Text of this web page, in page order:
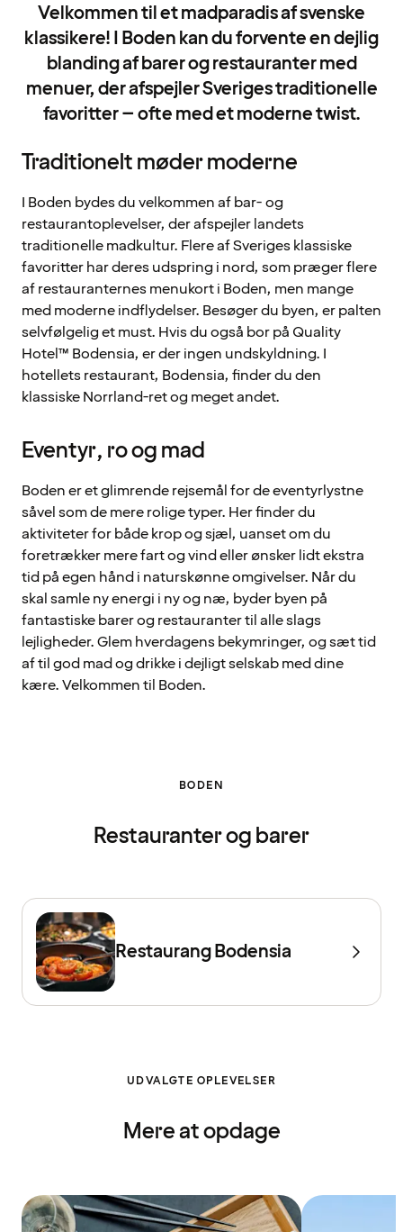
Velkommen til et madparadis af svenske
klassikere! I Boden kan du forvente en dejlig
blanding af barer og restauranter med
menuer, der afspejler Sveriges traditionelle
favoritter – ofte med et moderne twist.
Traditionelt møder moderne
I Boden bydes du velkommen af bar- og
restaurantoplevelser, der afspejler landets
traditionelle madkultur. Flere af Sveriges klassiske
favoritter har deres udspring i nord, som præger flere
af restauranternes menukort i Boden, men mange
med moderne indflydelser. Besøger du byen, er palten
selvfølgelig et must. Hvis du også bor på Quality
Hotel™ Bodensia, er der ingen undskyldning. I
hotellets restaurant, Bodensia, finder du den
klassiske Norrland-ret og meget andet.
Eventyr, ro og mad
Boden er et glimrende rejsemål for de eventyrlystne
såvel som de mere rolige typer. Her finder du
aktiviteter for både krop og sjæl, uanset om du
foretrækker mere fart og vind eller ønsker lidt ekstra
tid på egen hånd i naturskønne omgivelser. Når du
skal samle ny energi i ny og næ, byder byen på
fantastiske barer og restauranter til alle slags
lejligheder. Glem hverdagens bekymringer, og sæt tid
af til god mad og drikke i dejligt selskab med dine
kære. Velkommen til Boden.
BODEN
Restauranter og barer
Restaurang Bodensia
UDVALGTE OPLEVELSER
Mere at opdage